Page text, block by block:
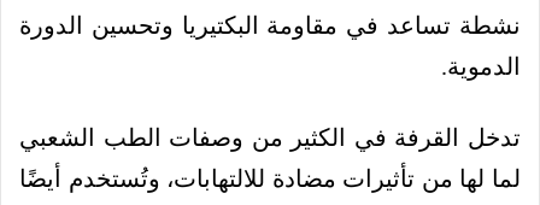
نشطة تساعد في مقاومة البكتيريا وتحسين الدورة
الدموية.
تدخل القرفة في الكثير من وصفات الطب الشعبي
لما لها من تأثيرات مضادة للالتهابات، وتُستخدم أيضًا